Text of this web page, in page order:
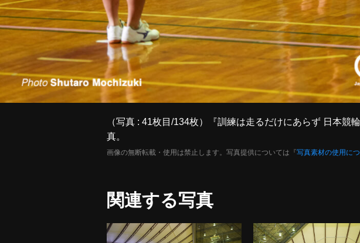
（写真 : 41枚目/134枚）『訓練は走るだけにあらず 日本
真。
画像の無断転載・使用は禁止します。写真提供については『写真素材の使用に
関連する写真